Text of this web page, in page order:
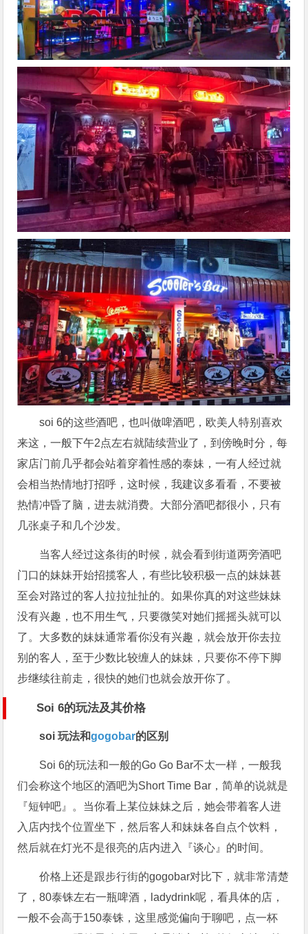
soi 6的这些酒吧，也叫做啤酒吧，欧美人特别喜欢
来这，一般下午2点左右就陆续营业了，到傍晚时分，每
家店门前几乎都会站着穿着性感的泰妹，一有人经过就
会相当热情地打招呼，这时候，我建议多看看，不要被
热情冲昏了脑，进去就消费。大部分酒吧都很小，只有
几张桌子和几个沙发。
当客人经过这条街的时候，就会看到街道两旁酒吧
门口的妹妹开始招揽客人，有些比较积极一点的妹妹甚
至会对路过的客人拉拉扯扯的。如果你真的对这些妹妹
没有兴趣，也不用生气，只要微笑对她们摇摇头就可以
了。大多数的妹妹通常看你没有兴趣，就会放开你去拉
别的客人，至于少数比较缠人的妹妹，只要你不停下脚
步继续往前走，很快的她们也就会放开你了。
Soi 6的玩法及其价格
soi 玩法和gogobar的区别
Soi 6的玩法和一般的Go Go Bar不太一样，一般我
们会称这个地区的酒吧为Short Time Bar，简单的说就是
『短钟吧』。当你看上某位妹妹之后，她会带着客人进
入店内找个位置坐下，然后客人和妹妹各自点个饮料，
然后就在灯光不是很亮的店内进入『谈心』的时间。
价格上还是跟步行街的gogobar对比下，就非常清楚
了，80泰铢左右一瓶啤酒，ladydrink呢，看具体的店，
一般不会高于150泰铢，这里感觉偏向于聊吧，点一杯